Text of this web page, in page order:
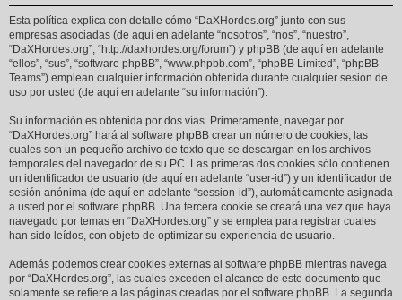
Esta política explica con detalle cómo “DaXHordes.org” junto con sus
empresas asociadas (de aquí en adelante “nosotros”, “nos”, “nuestro”,
“DaXHordes.org”, “http://daxhordes.org/forum”) y phpBB (de aquí en adelante
“ellos”, “sus”, “software phpBB”, “www.phpbb.com”, “phpBB Limited”, “phpBB
Teams”) emplean cualquier información obtenida durante cualquier sesión de
uso por usted (de aquí en adelante “su información”).
Su información es obtenida por dos vías. Primeramente, navegar por
“DaXHordes.org” hará al software phpBB crear un número de cookies, las
cuales son un pequeño archivo de texto que se descargan en los archivos
temporales del navegador de su PC. Las primeras dos cookies sólo contienen
un identificador de usuario (de aquí en adelante “user-id”) y un identificador de
sesión anónima (de aquí en adelante “session-id”), automáticamente asignada
a usted por el software phpBB. Una tercera cookie se creará una vez que haya
navegado por temas en “DaXHordes.org” y se emplea para registrar cuales
han sido leídos, con objeto de optimizar su experiencia de usuario.
Además podemos crear cookies externas al software phpBB mientras navega
por “DaXHordes.org”, las cuales exceden el alcance de este documento que
solamente se refiere a las páginas creadas por el software phpBB. La segunda